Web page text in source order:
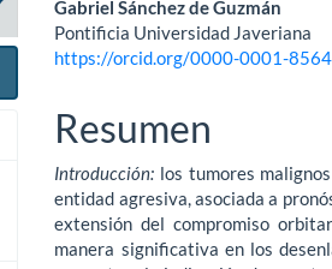
Gabriel Sánchez de Guzmán
Pontificia Universidad Javeriana
https://orcid.org/0000-0001-
Resumen
Introducción: los tumores
enti­dad agresiva, asociada a
extensión del compromiso
manera significa­tiva en los